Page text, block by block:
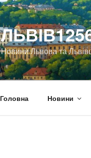
Новини Львова та
Головна Новини